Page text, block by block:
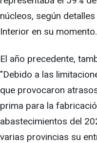
núcleos, según
Interior en su momento.
El año precedente,
"Debido a las
que provocaron
prima para la
abastecimientos del
varias provincias su